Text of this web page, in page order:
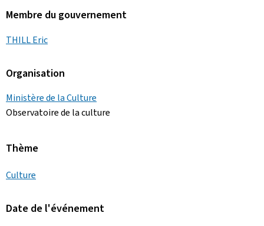
Membre du gouvernement
THILL Eric
Organisation
Ministère de la Culture
Observatoire de la culture
Thème
Culture
Date de l'événement